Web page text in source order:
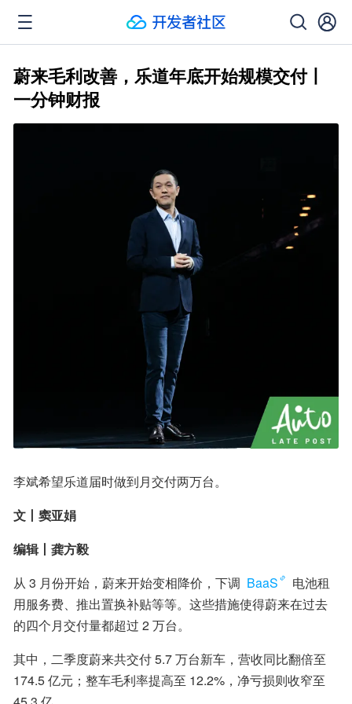
蔚来毛利改善，乐道年底开始规模交付丨
一分钟财报
李斌希望乐道届时做到月交付两万台。
文丨窦亚娟
编辑丨龚方毅
从 3 月份开始，蔚来开始变相降价，下调 BaaS
电池租
用服务费、推出置换补贴等等。这些措施使得蔚来在过去
的四个月交付量都超过 2 万台。
其中，二季度蔚来共交付 5.7 万台新车，营收同比翻倍至
174.5 亿元；整车毛利率提高至 12.2%，净亏损则收窄至